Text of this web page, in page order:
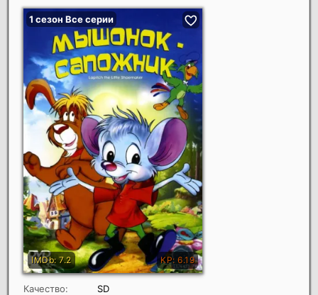
Качество:
SD